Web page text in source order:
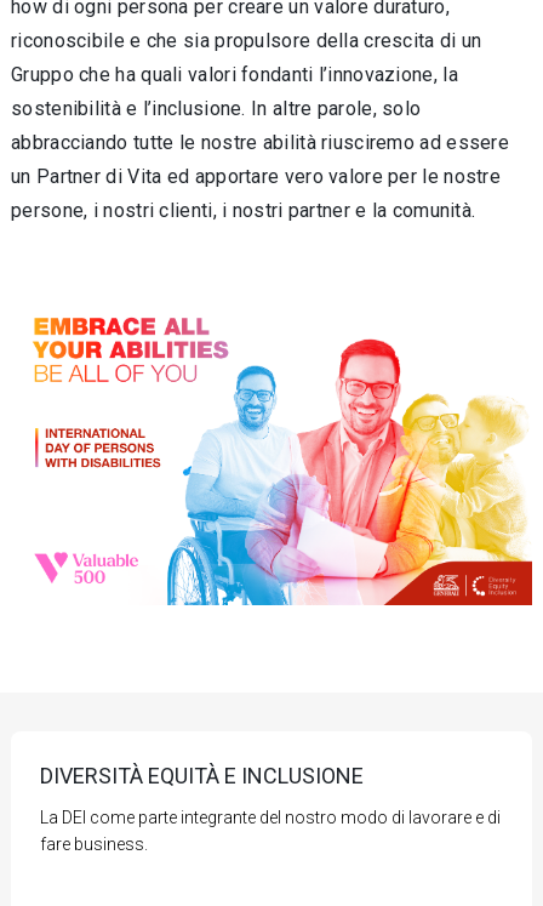
how di ogni persona per creare un valore duraturo,
riconoscibile e che sia propulsore della crescita di un
Gruppo che ha quali valori fondanti l’innovazione, la
sostenibilità e l’inclusione. In altre parole, solo
abbracciando tutte le nostre abilità riusciremo ad essere
un Partner di Vita ed apportare vero valore per le nostre
persone, i nostri clienti, i nostri partner e la comunità.
DIVERSITÀ EQUITÀ E INCLUSIONE
La DEI come parte integrante del nostro modo di lavorare e di
fare business.